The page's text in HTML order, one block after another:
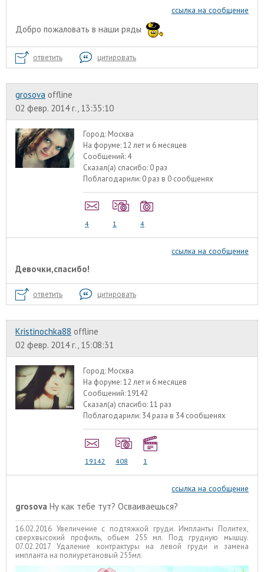
ссылка на сообщение
Добро пожаловать в наши ряды
ответить цитировать
grosova offline
02 февр. 2014 г., 13:35:10
Город: Москва
На форуме:12 лет и 6 месяцев
Сообщений: 4
Сказал(а) спасибо: 0 раз
Поблагодарили: 0 раз в 0 сообщенях
4 1 4
ссылка на сообщение
Девочки,спасибо!
ответить цитировать
Kristinochka88 offline
02 февр. 2014 г., 15:08:31
Город: Москва
На форуме:12 лет и 6 месяцев
Сообщений:19142
Сказал(а) спасибо:11 раз
Поблагодарили: 34 раза в 34 сообщенях
19142 408 1
ссылка на сообщение
grosova Ну как тебе тут? Осваиваешься?
16.02.2016 Увеличение с подтяжкой груди. Импланты Политех,
сверхвысокий профиль, обьем 255 мл. Под грудную мышцу.
07.02.2017 Удаление контрактуры на левой груди и замена
импланта на полиуретановый 255мл.